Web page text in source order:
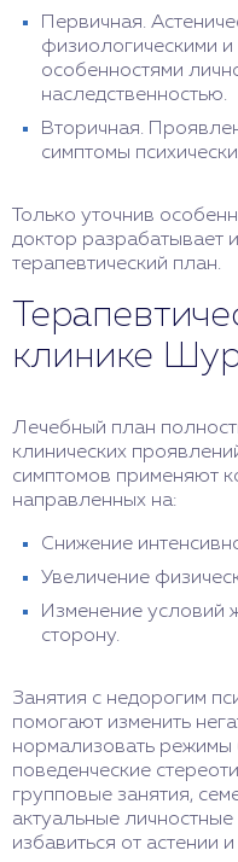
Первичная.
физиологическими
особенностями
наследственностью.
Вторичная.
симптомы
Только уточнив
доктор разрабатывает
терапевтический план.
клинике
Лечебный план
клинических
симптомов применяют
направленных на:
Снижение
Увеличение
Изменение условий
сторону.
Занятия с недорогим
помогают изменить
нормализовать режимы
поведенческие
групповые занятия,
актуальные
избавиться от астении